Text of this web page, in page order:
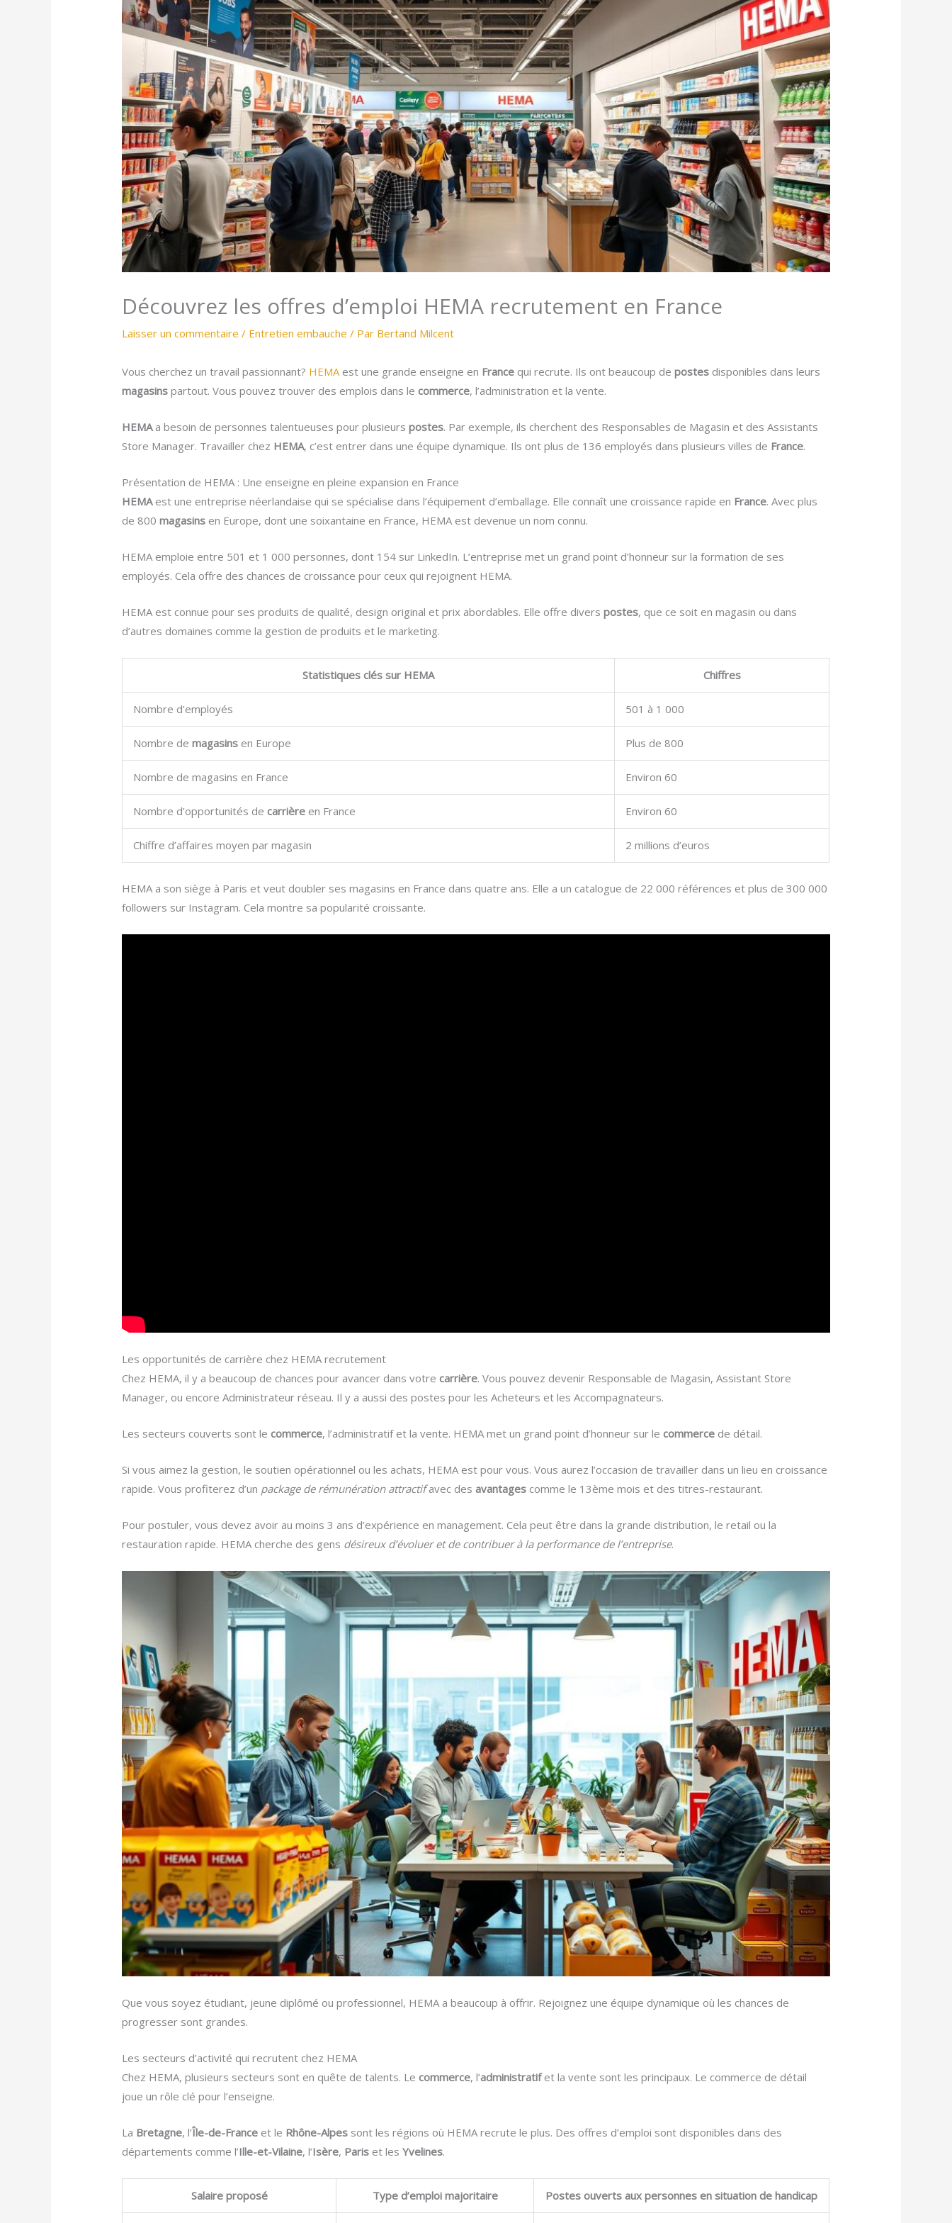
Découvrez les offres d’emploi HEMA recrutement en France
Laisser un commentaire / Entretien embauche / Par Bertand Milcent
Vous cherchez un travail passionnant? HEMAest une grande enseigne en France qui recrute. Ils ont beaucoup depostes disponibles dans leurs
magasins partout. Vous pouvez trouver des emplois dans lecommerce, l’administration et la vente.
HEMAa besoin de personnes talentueuses pour plusieurspostes. Par exemple, ils cherchent des Responsables de Magasin et des Assistants
Store Manager. Travailler chez HEMA, c’est entrer dans une équipe dynamique. Ils ont plus de 136 employés dans plusieurs villes de France.
Présentation de HEMA : Une enseigne en pleine expansion en France
HEMAest une entreprise néerlandaise qui se spécialise dans l’équipement d’emballage. Elle connaît une croissance rapide en France. Avec plus
de 800magasins en Europe, dont une soixantaine en France, HEMA est devenue un nom connu.
HEMA emploie entre 501 et 1 000 personnes, dont 154 sur LinkedIn. L’entreprise met un grand point d’honneur sur la formation de ses
employés. Cela offre des chances de croissance pour ceux qui rejoignent HEMA.
HEMA est connue pour ses produits de qualité, design original et prix abordables. Elle offre diverspostes, que ce soit en magasin ou dans
d’autres domaines comme la gestion de produits et le marketing.
Statistiques clés sur HEMA Chiffres
Nombre d’employés 501 à 1 000
Nombre demagasins en Europe Plus de 800
Nombre de magasins en France Environ 60
Nombre d’opportunités decarrière en France Environ 60
Chiffre d’affaires moyen par magasin 2 millions d’euros
HEMA a son siège à Paris et veut doubler ses magasins en France dans quatre ans. Elle a un catalogue de 22 000 références et plus de 300 000
followers sur Instagram. Cela montre sa popularité croissante.
Les opportunités de carrière chez HEMA recrutement
Chez HEMA, il y a beaucoup de chances pour avancer dans votrecarrière. Vous pouvez devenir Responsable de Magasin, Assistant Store
Manager, ou encore Administrateur réseau. Il y a aussi des postes pour les Acheteurs et les Accompagnateurs.
Les secteurs couverts sont lecommerce, l’administratif et la vente. HEMA met un grand point d’honneur sur lecommerce de détail.
Si vous aimez la gestion, le soutien opérationnel ou les achats, HEMA est pour vous. Vous aurez l’occasion de travailler dans un lieu en croissance
rapide. Vous profiterez d’un package de rémunération attractifavec des avantages comme le 13ème mois et des titres-restaurant.
Pour postuler, vous devez avoir au moins 3 ans d’expérience en management. Cela peut être dans la grande distribution, le retail ou la
restauration rapide. HEMA cherche des gens désireux d’évoluer et de contribuer à la performance de l’entreprise.
Que vous soyez étudiant, jeune diplômé ou professionnel, HEMA a beaucoup à offrir. Rejoignez une équipe dynamique où les chances de
progresser sont grandes.
Les secteurs d’activité qui recrutent chez HEMA
Chez HEMA, plusieurs secteurs sont en quête de talents. Lecommerce, l’administratifet la vente sont les principaux. Le commerce de détail
joue un rôle clé pour l’enseigne.
La Bretagne, l’Île-de-France et le Rhône-Alpes sont les régions où HEMA recrute le plus. Des offres d’emploi sont disponibles dans des
départements comme l’Ille-et-Vilaine, l’Isère, Paris et lesYvelines.
Salaire proposé Type d’emploi majoritaire Postes ouverts aux personnes en situation de handicap